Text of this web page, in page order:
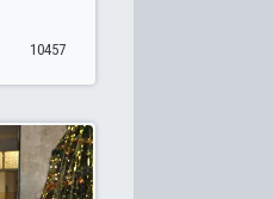
10457